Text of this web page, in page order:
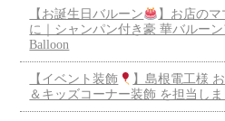
【お誕生日バルーン
】お店の
に｜シャンパン付き豪 華バルー
Balloon
【イベント装飾
】島根電工様
＆キッズコーナー装飾 を担当し